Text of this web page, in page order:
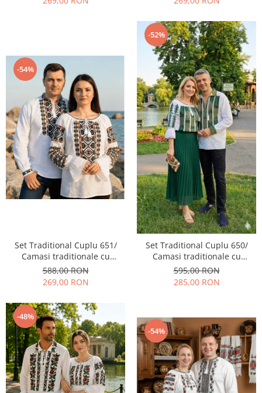
-54%
Set Traditional Cuplu 651/
Camasi traditionale cu
broderie
588,00 RON
269,00 RON
-52%
Set Traditional Cuplu 650/
Camasi traditionale cu
broderie
595,00 RON
285,00 RON
-48%
-54%